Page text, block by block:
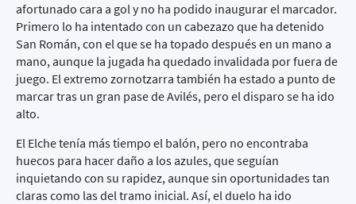
afortunado cara a gol y no ha podido inaugurar el marcador.
Primero lo ha intentado con un cabezazo que ha detenido
San Román, con el que se ha topado después en un mano a
mano, aunque la jugada ha quedado invalidada por fuera de
juego. El extremo zornotzarra también ha estado a punto de
marcar tras un gran pase de Avilés, pero el disparo se ha ido
alto.
El Elche tenía más tiempo el balón, pero no encontraba
huecos para hacer daño a los azules, que seguían
inquietando con su rapidez, aunque sin oportunidades tan
claras como las del tramo inicial. Así, el duelo ha ido